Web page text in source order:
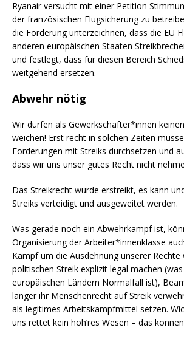
Ryanair versucht mit einer Petition
der französischen Flugsicherung zu
die Forderung unterzeichnen, dass die EU
anderen europäischen Staaten
und festlegt, dass für diesen Bereich
weitgehend ersetzen.
Abwehr nötig
Wir dürfen als Gewerkschafter*innen
weichen! Erst recht in solchen Zeiten
Forderungen mit Streiks durchsetzen und
dass wir uns unser gutes Recht nicht
Das Streikrecht wurde erstreikt, es kann
Streiks verteidigt und ausgeweitet werden.
Was gerade noch ein Abwehrkampf ist,
Organisierung der Arbeiter*innenklasse
Kampf um die Ausdehnung unserer Rechte
politischen Streik explizit legal machen
europäischen Ländern Normalfall ist),
länger ihr Menschenrecht auf Streik
als legitimes Arbeitskampfmittel setzen.
uns rettet kein höh’res Wesen – das